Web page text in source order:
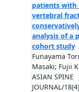
patients with
vertebral
analysis of a
cohort study
Funayama
Masaki; Fujii
ASIAN SPINE
JOURNAL/